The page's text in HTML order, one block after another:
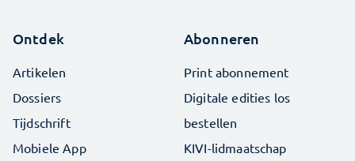
Ontdek
Artikelen
Dossiers
Tijdschrift
Mobiele App
Abonneren
Print abonnement
Digitale edities los
bestellen
KIVI-lidmaatschap